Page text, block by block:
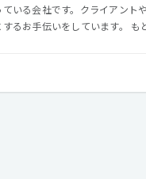
いる会社です。クライアント
ます。 もともとわたしたちは創業以来、ECサイトや基幹システムなど
チームからのアイデアを加え